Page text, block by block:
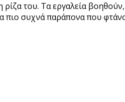
ρίζα του. Τα εργαλεία
πιο συχνά παράπονα που